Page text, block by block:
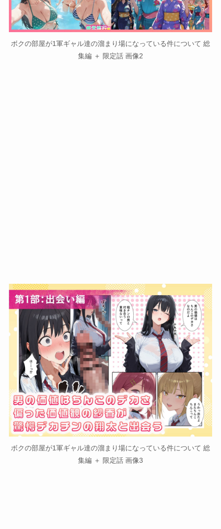
ボクの部屋が1軍ギャル達の溜まり場になっている件について 総
集編 ＋ 限定話 画像2
ボクの部屋が1軍ギャル達の溜まり場になっている件について 総
集編 ＋ 限定話 画像3